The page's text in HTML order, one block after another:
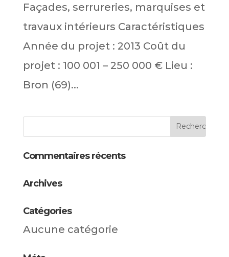
Façades, serrureries, marquises et
travaux intérieurs Caractéristiques
Année du projet : 2013 Coût du
projet : 100 001 – 250 000 € Lieu :
Bron (69)...
Commentaires récents
Archives
Catégories
Aucune catégorie